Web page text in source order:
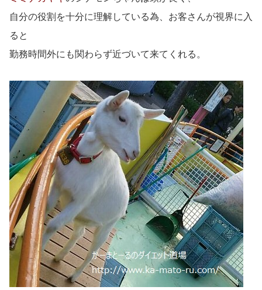
自分の役割を十分に理解している為、お客さんが視界に入
ると
勤務時間外にも関わらず近づいて来てくれる。